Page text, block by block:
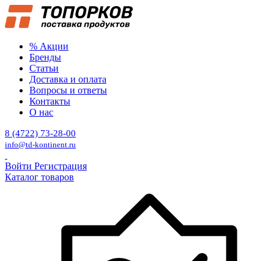
% Акции
Бренды
Статьи
Доставка и оплата
Вопросы и ответы
Контакты
О нас
8 (4722) 73-28-00
info@td-kontinent.ru
Войти Регистрация
Каталог товаров